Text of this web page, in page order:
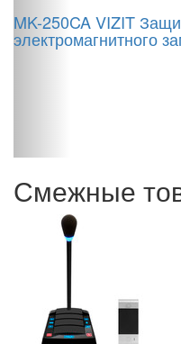
MK-250CA VIZIT
электромагнитного
Смежные